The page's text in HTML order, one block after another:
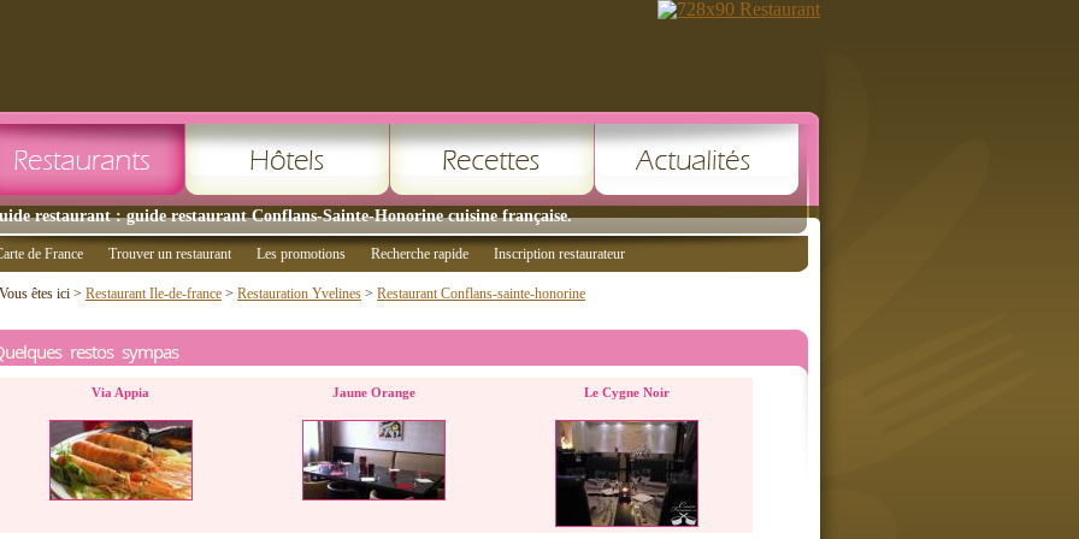
restaurant : guide restaurant Conflans-Sainte-Honorine cuisine française.
de France Trouver un restaurant Les promotions Recherche rapide Inscription restaurateur
Vous êtes ici > Restaurant Ile-de-france > Restauration Yvelines > Restaurant Conflans-sainte-honorine
restos sympas
Via Appia Jaune Orange Le Cygne Noir